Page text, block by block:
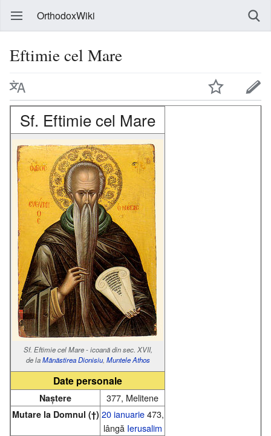
OrthodoxWiki
Eftimie cel Mare
Sf. Eftimie cel Mare
Sf. Eftimie cel Mare - icoană din sec. XVII,
de laMănăstirea Dionisiu, Muntele Athos
Date personale
Naștere 377, Melitene
Mutare la Domnul (†) 20 ianuarie473,
lângă Ierusalim